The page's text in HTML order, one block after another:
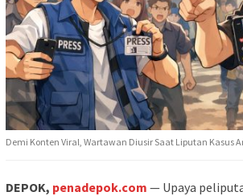
Demi Konten Viral, Wartawan Diusir Saat Liputan Kasus
DEPOK, penadepok.com — Upaya